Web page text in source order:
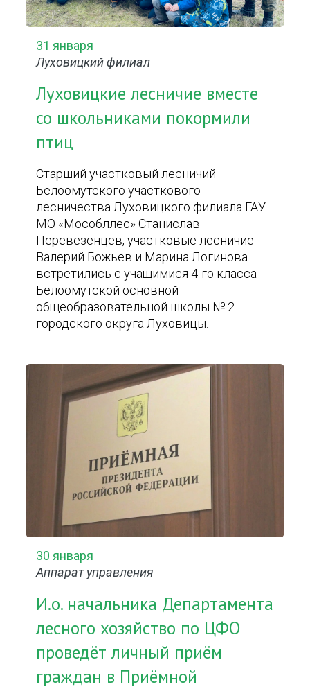
31 января
Луховицкий филиал
Луховицкие лесничие вместе
со школьниками покормили
птиц
Старший участковый лесничий
Белоомутского участкового
лесничества Луховицкого филиала ГАУ
МО «Мособллес» Станислав
Перевезенцев, участковые лесничие
Валерий Божьев и Марина Логинова
встретились с учащимися 4-го класса
Белоомутской основной
общеобразовательной школы № 2
городского округа Луховицы.
30 января
Аппарат управления
И.о. начальника Департамента
лесного хозяйство по ЦФО
проведёт личный приём
граждан в Приёмной